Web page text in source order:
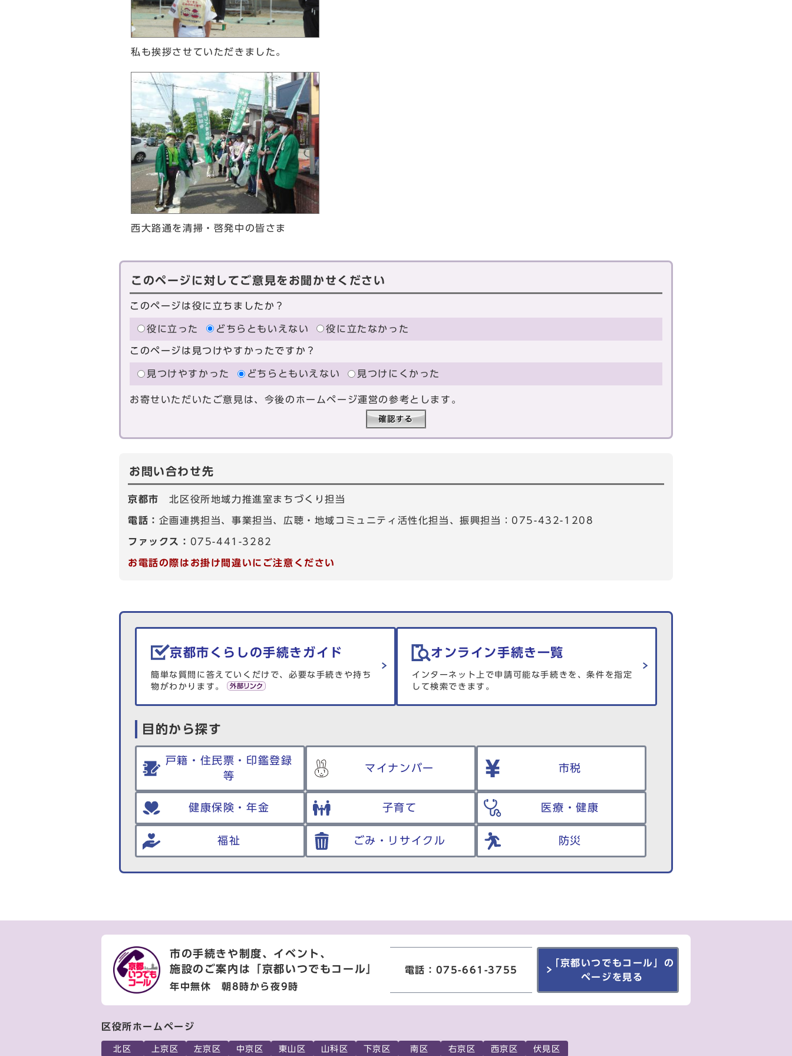
私も挨拶させていただきました。
西大路通を清掃・啓発中の皆さま
このページに対してご意見をお聞かせください
このページは役に立ちましたか？
役に立った どちらともいえない 役に立たなかった
このページは見つけやすかったですか？
見つけやすかった どちらともいえない 見つけにくかった
お寄せいただいたご意見は、今後のホームページ運営の参考とします。
お問い合わせ先
京都市北区役所地域力推進室まちづくり担当
電話： 企画連携担当、事業担当、広聴・地域コミュニティ活性化担当、振興担当：075-432-1208
ファックス： 075-441-3282
お電話の際はお掛け間違いにご注意ください
生活情報を探す
京都市くらしの手続きガイド
簡単な質問に答えていくだけで、必要な手続きや持ち
物がわかります。
オンライン手続き一覧
インターネット上で申請可能な手続きを、条件を指定
して検索できます。
目的から探す
戸籍・住民票・印鑑登録
等
マイナンバー 市税
健康保険・年金 子育て 医療・健康
福祉 ごみ・リサイクル 防災
市の手続きや制度、イベント、
施設のご案内は
「京都いつでもコール」
年中無休 朝8時から夜9時
電話：075-661-3755
「京都いつでもコール」の
ページを見る
区役所ホームページ
北区 上京区 左京区 中京区 東山区 山科区 下京区 南区 右京区 西京区 伏見区